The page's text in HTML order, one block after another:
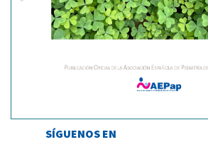
SÍGUENOS EN